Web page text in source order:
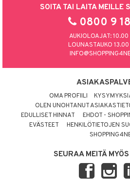
SOITA TAI LAITA MEILLE
0800 9
AUKIOLOAJAT:
LOUNASTAUKO
OMA PROFIILI
OLEN UNOHTANUT
EDULLISET HINNAT
EHDOT -
EVÄSTEET
HENKILÖTIETOJEN
SEURAA MEITÄ